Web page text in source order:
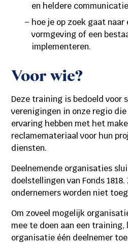
en heldere
hoe je op zoek gaat naar
vormgeving of een
implementeren.
Voor wie?
Deze training is bedoeld voor
verenigingen in onze regio
ervaring hebben met het
reclamemateriaal voor hun
diensten.
Deelnemende organisaties
doelstellingen van Fonds
ondernemers worden niet
Om zoveel mogelijk
mee te doen aan een training,
organisatie één deelnemer